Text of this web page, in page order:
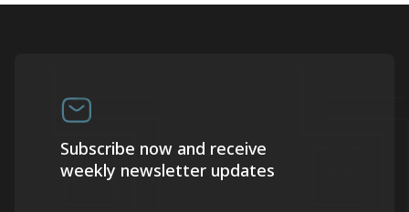
Subscribe now and receive
weekly newsletter updates